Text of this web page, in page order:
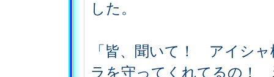
した。
「皆、聞いて！ アイシ
ラを守ってくれてるの！